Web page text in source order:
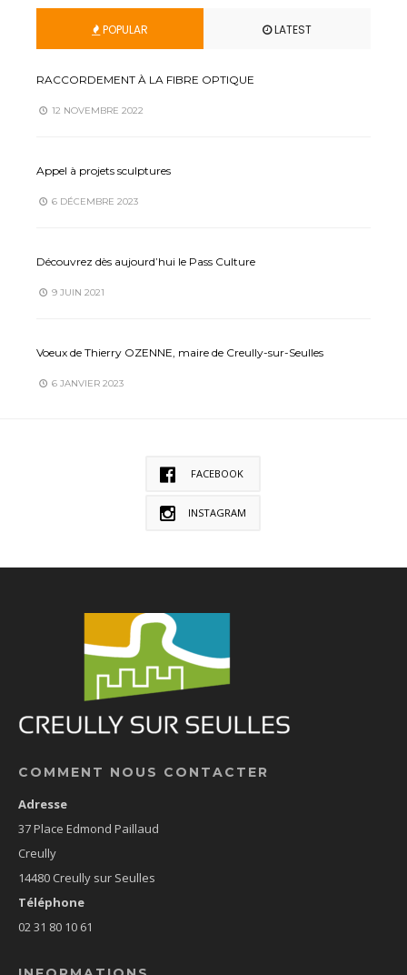
POPULAR LATEST
RACCORDEMENT À LA FIBRE OPTIQUE
12 NOVEMBRE 2022
Appel à projets sculptures
6 DÉCEMBRE 2023
Découvrez dès aujourd’hui le Pass Culture
9 JUIN 2021
Voeux de Thierry OZENNE, maire de Creully-sur-Seulles
6 JANVIER 2023
FACEBOOK
INSTAGRAM
COMMENT NOUS CONTACTER
Adresse
37 Place Edmond Paillaud
Creully
14480 Creully sur Seulles
Téléphone
02 31 80 10 61